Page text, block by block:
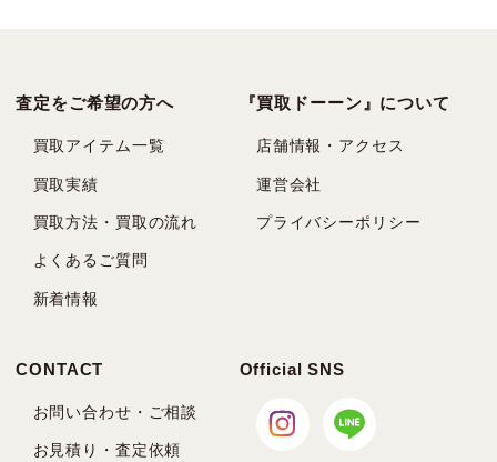
査定をご希望の方へ
買取アイテム一覧
買取実績
買取方法・買取の流れ
よくあるご質問
新着情報
『買取ドーーン』について
店舗情報・アクセス
運営会社
プライバシーポリシー
CONTACT
お問い合わせ・ご相談
お見積り・査定依頼
Official SNS